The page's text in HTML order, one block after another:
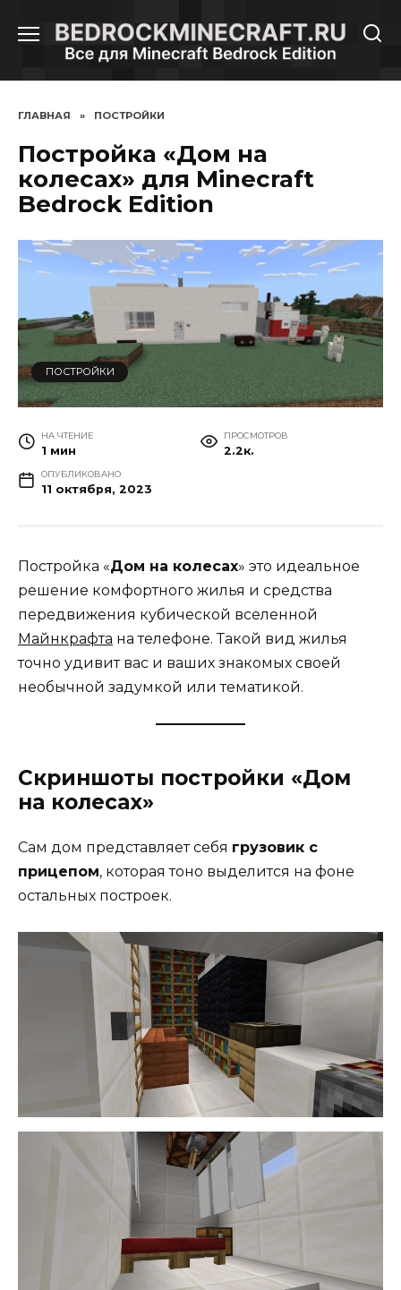
содержанию
ГЛАВНАЯ » ПОСТРОЙКИ
Постройка «Дом на
колесах» для Minecraft
Bedrock Edition
ПОСТРОЙКИ
НА ЧТЕНИЕ
1 мин
ПРОСМОТРОВ
2.2к.
ОПУБЛИКОВАНО
11 октября, 2023
Постройка «Дом на колесах» это идеальное
решение комфортного жилья и средства
передвижения кубической вселенной
Майнкрафта на телефоне. Такой вид жилья
точно удивит вас и ваших знакомых своей
необычной задумкой или тематикой.
Скриншоты постройки «Дом
на колесах»
Сам дом представляет себя грузовик с
прицепом, которая тоно выделится на фоне
остальных построек.